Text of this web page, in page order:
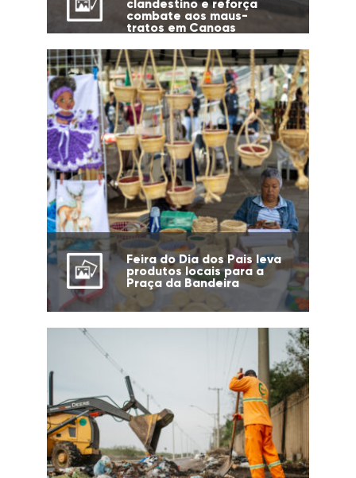
clandestino e reforça
combate aos maus-
tratos em Canoas
Feira do Dia dos Pais leva
produtos locais para a
Praça da Bandeira